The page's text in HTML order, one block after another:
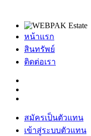
หน้าแรก
สินทรัพย์
ติดต่อเรา
สมัครเป็นตัวแทน
เข้าสู่ระบบตัวแทน